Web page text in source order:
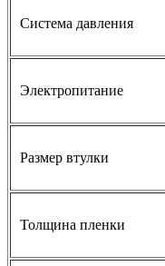
Система давления
Электропитание
Размер втулки
Толщина пленки